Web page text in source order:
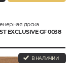
доска
EXCLUSIVE GF 0038
В НАЛИЧИИ